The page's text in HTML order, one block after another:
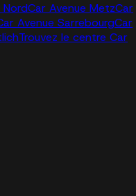
NordCar Avenue MetzCar
Avenue SarrebourgCar
Trouvez le centre Car